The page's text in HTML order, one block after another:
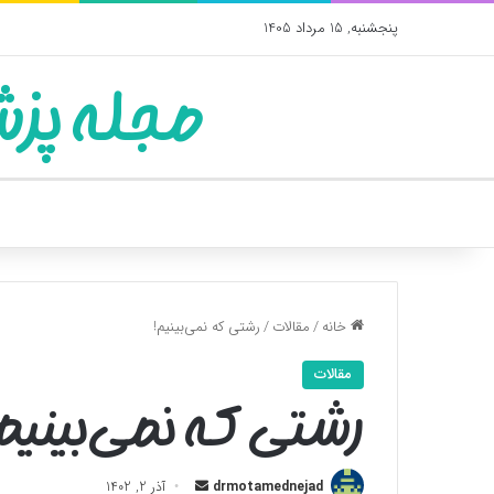
پنجشنبه, 15 مرداد 1405
مجله
خانه/مقالات/رشتی که نمی‌بینیم!
مقالات
رشتی که
drmotamednejad
ارسال آذر 2, 1402